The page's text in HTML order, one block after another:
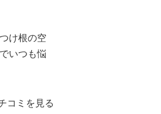
け根の空
いつも悩
コミを見る